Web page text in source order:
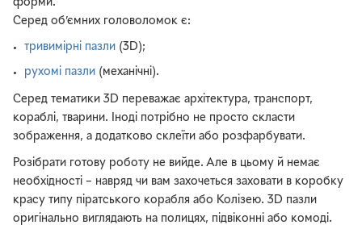
форми.
Серед об’ємних головоломок є:
тривимірні пазли (3D);
рухомі пазли (механічні).
Серед тематики 3D переважає архітектура, транспорт,
кораблі, тварини. Іноді потрібно не просто скласти
зображення, а додатково склеїти або розфарбувати.
Розібрати готову роботу не вийде. Але в цьому й немає
необхідності – навряд чи вам захочеться заховати в коробку
красу типу піратського корабля або Колізею. 3D пазли
оригінально виглядають на полицях, підвіконні або комоді.